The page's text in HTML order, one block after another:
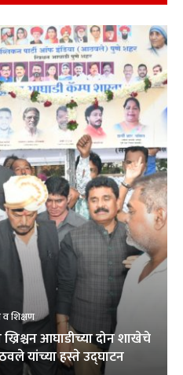
शिक्षण
आघाडीच्या दोन शाखेचे
यांच्या हस्ते उद्घाटन